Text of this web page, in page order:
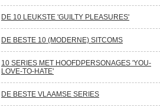
DE 10 LEUKSTE 'GUILTY PLEASURES'
DE BESTE 10 (MODERNE) SITCOMS
10 SERIES MET HOOFDPERSONAGES 'YOU-
LOVE-TO-HATE'
DE BESTE VLAAMSE SERIES